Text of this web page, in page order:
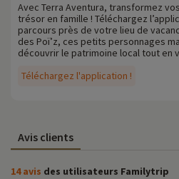
Téléchargez l'application !
Avec Terra Aventura, transformez
trésor en famille ! Téléchargez
parcours près de votre lieu de
des Poï’z, ces petits personnages
découvrir le patrimoine local tout en
Avis clients
14 avis des utilisateurs Familytrip